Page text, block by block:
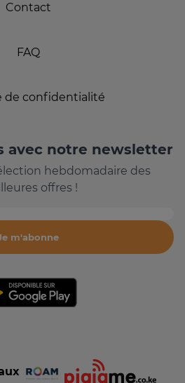
Contact
FAQ
de confidentialité
avec notre newsletter
hebdomadaire des
offres !
m'abonne